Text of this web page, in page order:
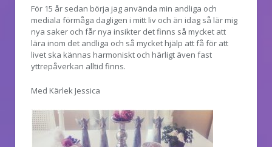
För 15 år sedan börja jag använda min andliga och
mediala förmåga dagligen i mitt liv och än idag så lär mig
nya saker och får nya insikter det finns så mycket att
lära inom det andliga och så mycket hjälp att få för att
livet ska kännas harmoniskt och härligt även fast
yttrepåverkan alltid finns.
Med Kärlek Jessica